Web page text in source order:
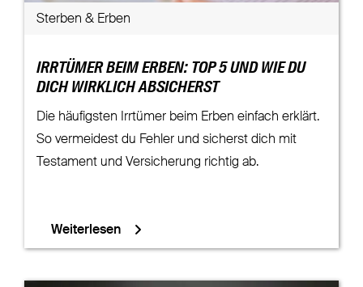
Sterben & Erben
IRRTÜMER BEIM ERBEN: TOP 5 UND WIE DU
DICH WIRKLICH ABSICHERST
Die häufigsten Irrtümer beim Erben einfach erklärt.
So vermeidest du Fehler und sicherst dich mit
Testament und Versicherung richtig ab.
Weiterlesen